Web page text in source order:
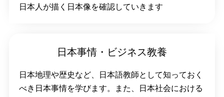
日本人が描く日本像を確認していきます
日本事情・ビジネス教養
日本地理や歴史など、日本語教師として知っておく
べき日本事情を学びます。また、日本社会における